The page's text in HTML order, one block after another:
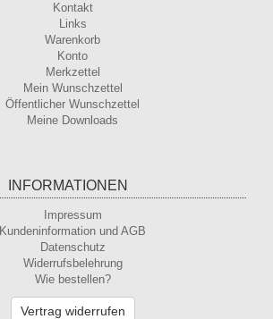
Kontakt
Links
Warenkorb
Konto
Merkzettel
Mein Wunschzettel
Öffentlicher Wunschzettel
Meine Downloads
INFORMATIONEN
Impressum
Kundeninformation und AGB
Datenschutz
Widerrufsbelehrung
Wie bestellen?
Vertrag widerrufen